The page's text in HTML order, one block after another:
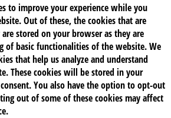
to improve your experience while you
Out of these, the cookies that are
are stored on your browser as they are
of basic functionalities of the website. We
that help us analyze and understand
These cookies will be stored in your
You also have the option to opt-out
out of some of these cookies may affect